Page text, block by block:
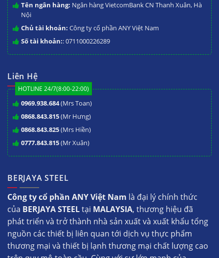
Tên ngân hàng: Ngân hàng VietcomBank CN Thanh Xuân, Hà
Nội
Chủ tài khoản: Công ty cổ phần ANY Việt Nam
Số tài khoản:: 0711000226289
Liên Hệ
HOTLINE 24/7(8:00-22:00)
0969.938.684(Mrs Toan)
0868.843.815(Mr Hưng)
0868.843.825(Mrs Hiền)
0777.843.815(Mr Xuân)
BERJAYA STEEL
Công ty cổ phần ANY Việt Nam là đại lý chính thức
của BERJAYA STEELtại MALAYSIA, thương hiệu đã
phát triển và trở thành nhà sản xuất và xuất khẩu tổng
nguồn các thiết bị liên quan tới dịch vụ thực phẩm
thương mại và thiết bị lạnh thương mại chất lượng cao